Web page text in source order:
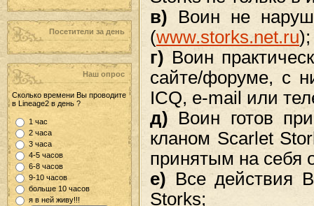
Посетители за день
Наш опрос
Cколько времени Вы проводите
в Lineage2 в день ?
1 час
2 часа
3 часа
4-5 часов
6-8 часов
9-10 часов
больше 10 часов
я в ней живу!!!
в) Воин не
(www.storks.net.ru);
г) Воин
сайте/форуме, с
ICQ, e-mail или
д) Воин готов
кланом Scarlet
принятым на себя
е) Все действия
Storks;